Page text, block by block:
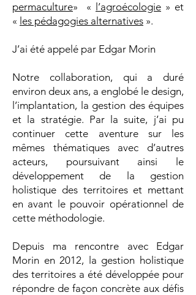
permaculture» « l’agroécologie » et
« les pédagogies alternatives ».
J’ai été appelé par Edgar Morin
Notre collaboration, qui a duré
environ deux ans, a englobé le design,
l’implantation, la gestion des équipes
et la stratégie. Par la suite, j’ai pu
continuer cette aventure sur les
mêmes thématiques avec d’autres
acteurs, poursuivant ainsi le
développement de la gestion
holistique des territoires et mettant
en avant le pouvoir opérationnel de
cette méthodologie.
Depuis ma rencontre avec Edgar
Morin en 2012, la gestion holistique
des territoires a été développée pour
répondre de façon concrète aux défis